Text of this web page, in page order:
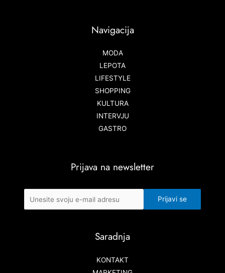
Navigacija
MODA
LEPOTA
LIFESTYLE
SHOPPING
KULTURA
INTERVJU
GASTRO
Prijava na newsletter
Saradnja
KONTAKT